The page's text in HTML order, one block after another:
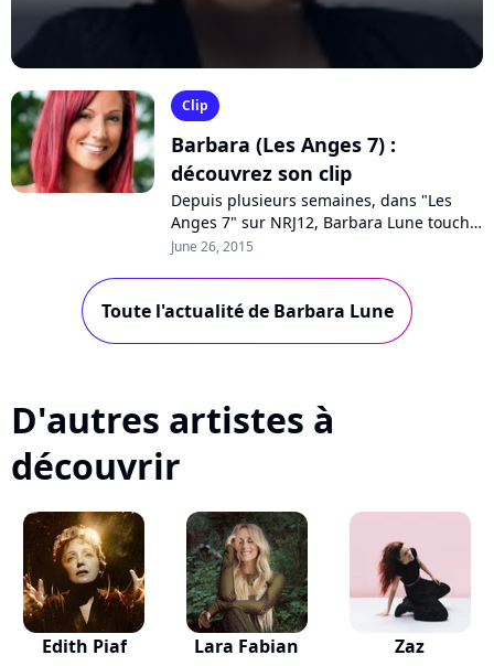
Clip
Barbara (Les Anges 7) :
découvrez son clip
Depuis plusieurs semaines, dans "Les
Anges 7" sur NRJ12, Barbara Lune touche
son rêve du bout des doigts. La
June 26, 2015
Toute l'actualité de Barbara Lune
D'autres artistes à
découvrir
Edith Piaf Lara Fabian Zaz